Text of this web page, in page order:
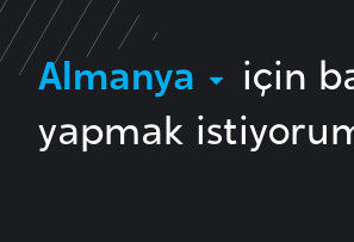
Almanya
için
yapmak
B
e
a